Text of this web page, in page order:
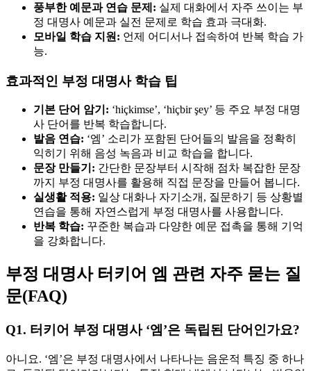
풍부한 예문과 연습 문제: 실제 대화에서 자주 쓰이는 부
정 대명사 예문과 실전 문제로 학습 효과 극대화.
모바일 학습 지원: 언제 어디서나 접속하여 반복 학습 가
능.
효과적인 부정 대명사 학습 팁
기본 단어 암기: ‘hiçkimse’, ‘hiçbir şey’ 등 주요 부정 대명
사 단어를 반복 학습합니다.
발음 연습: ‘엠’ 소리가 포함된 단어들의 발음을 정확히
익히기 위해 음성 녹음과 비교 학습을 합니다.
문장 만들기: 간단한 문장부터 시작해 점차 복잡한 문장
까지 부정 대명사를 활용해 직접 문장을 만들어 봅니다.
실생활 적용: 일상 대화나 자기소개, 질문하기 등 상황별
연습을 통해 자연스럽게 부정 대명사를 사용합니다.
반복 학습: 꾸준한 복습과 다양한 예문 접촉을 통해 기억
을 강화합니다.
부정 대명사 터키어 엠 관련 자주 묻는 질
문(FAQ)
Q1. 터키어 부정 대명사 ‘엠’은 독립된 단어인가요?
아니요. ‘엠’은 부정 대명사에서 나타나는 음운적 특징 중 하나